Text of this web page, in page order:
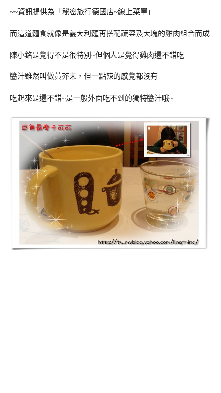
~~資訊提供為「秘密旅行德國店~線上菜單」
而這道麵食就像是義大利麵再搭配蔬菜及大塊的雞肉組合而成
陳小銘是覺得不是很特別~但個人是覺得雞肉還不錯吃
醬汁雖然叫做黃芥末，但一點辣的感覺都沒有
吃起來是還不錯~是一般外面吃不到的獨特醬汁哦~